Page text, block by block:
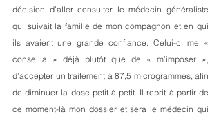
décision d’aller consulter le médecin généraliste
qui suivait la famille de mon compagnon et en qui
ils avaient une grande confiance. Celui-ci me «
conseilla » déjà plutôt que de « m’imposer »,
d’accepter un traitement à 87,5 microgrammes, afin
de diminuer la dose petit à petit. Il reprit à partir de
ce moment-là mon dossier et sera le médecin qui